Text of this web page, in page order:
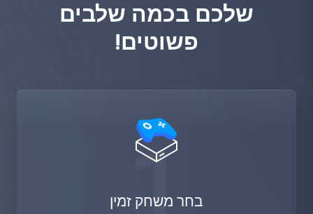
שלכם בכמה שלבים
פשוטים!
1
בחר משחק זמין